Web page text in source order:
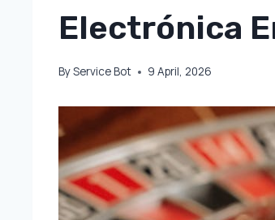
Electrónica
ByService Bot 9 April, 2026